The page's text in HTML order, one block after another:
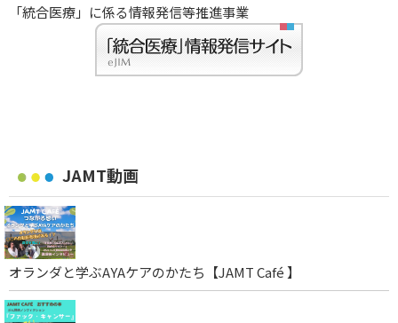
「統合医療」に係る情報発信等推進事業
JAMT動画
オランダと学ぶAYAケアのかたち【JAMT Café 】